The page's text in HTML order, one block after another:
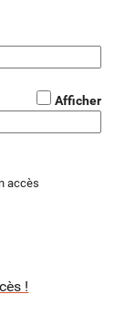
Afficher
accès
!